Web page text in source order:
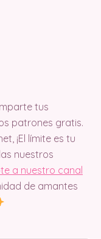
tus
patrones gratis.
¡El límite es tu
nuestros
a nuestro canal
de amantes